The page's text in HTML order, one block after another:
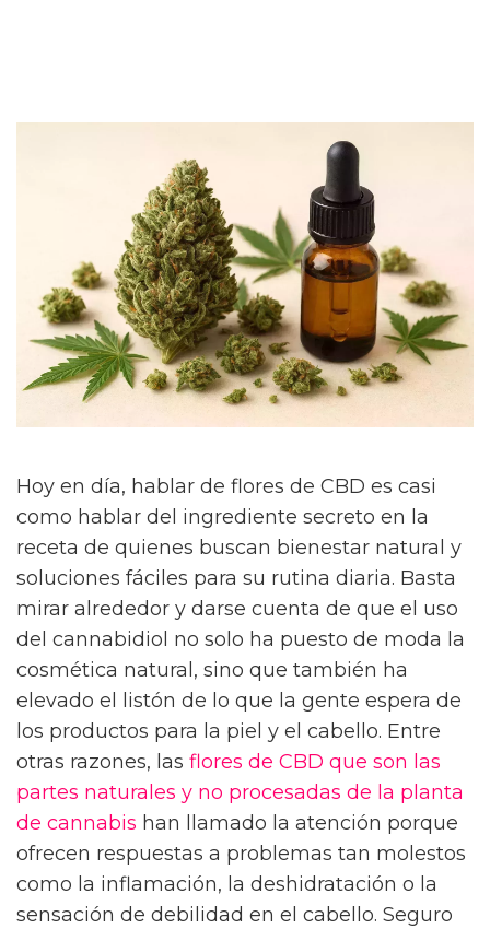
Hoy en día, hablar de flores de CBD es casi
como hablar del ingrediente secreto en la
receta de quienes buscan bienestar natural y
soluciones fáciles para su rutina diaria. Basta
mirar alrededor y darse cuenta de que el uso
del cannabidiol no solo ha puesto de moda la
cosmética natural, sino que también ha
elevado el listón de lo que la gente espera de
los productos para la piel y el cabello. Entre
otras razones, las flores de CBD que son las
partes naturales y no procesadas de la planta
de cannabis han llamado la atención porque
ofrecen respuestas a problemas tan molestos
como la inflamación, la deshidratación o la
sensación de debilidad en el cabello. Seguro